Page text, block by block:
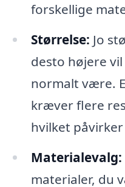
forskellige
Størrelse: Jo
desto højere
normalt være.
kræver flere
hvilket
Materialevalg:
materialer, du